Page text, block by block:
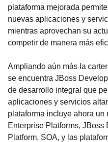
plataforma mejorada
nuevas aplicaciones y
mientras aprovechan su
competir de manera más
Ampliando aún más la
se encuentra JBoss
de desarrollo integral que
aplicaciones y servicios
plataforma incluye ahora un
Enterprise Platforms, JBoss
Platform, SOA, y las